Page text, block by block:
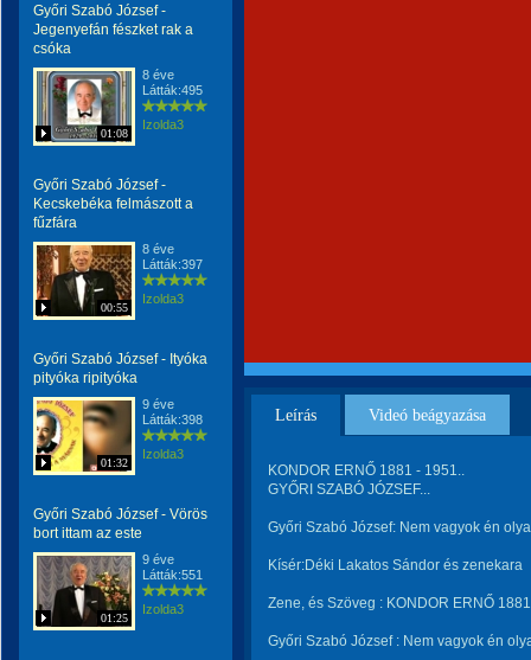
Győri Szabó József -
Jegenyefán fészket rak a
csóka
01:08
8 éve
Látták:495
Izolda3
Győri Szabó József -
Kecskebéka felmászott a
fűzfára
00:55
8 éve
Látták:397
Izolda3
Győri Szabó József - Ityóka
pityóka ripityóka
01:32
9 éve
Látták:398
Izolda3
Győri Szabó József - Vörös
bort ittam az este
01:25
9 éve
Látták:551
Izolda3
Leírás Videó beágyazása
KONDOR ERNŐ 1881 - 1951..
GYŐRI SZABÓ JÓZSEF...
Győri Szabó József: Nem vagyok én
Kísér:Déki Lakatos Sándor és zenekara
Zene, és Szöveg : KONDOR ERNŐ
Győri Szabó József : Nem vagyok én